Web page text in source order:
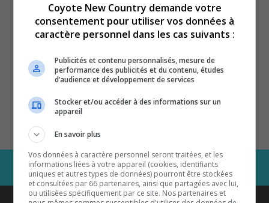
Coyote New Country demande votre
consentement pour utiliser vos données à
caractère personnel dans les cas suivants :
Publicités et contenu personnalisés, mesure de
performance des publicités et du contenu, études
d’audience et développement de services
Stocker et/ou accéder à des informations sur un
appareil
En savoir plus
Vos données à caractère personnel seront traitées, et les
informations liées à votre appareil (cookies, identifiants
uniques et autres types de données) pourront être stockées
et consultées par 66 partenaires, ainsi que partagées avec lui,
ou utilisées spécifiquement par ce site. Nos partenaires et